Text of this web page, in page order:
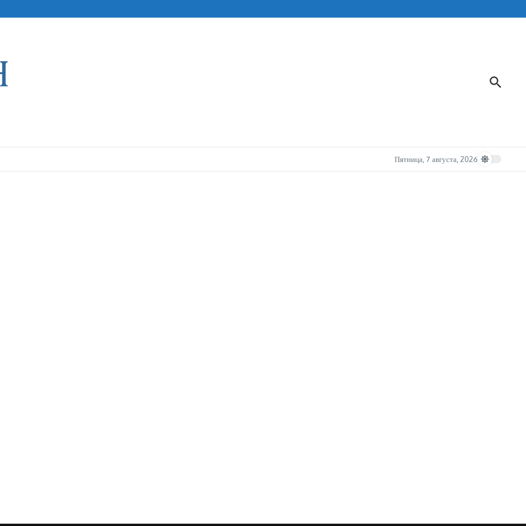
Пятница, 7 августа, 2026